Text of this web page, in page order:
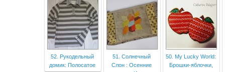
52. Рукодельный
домик: Полосатое
51. Солнечный
Слон : Осенние
50. My Lucky World:
Брошки-яблочки,